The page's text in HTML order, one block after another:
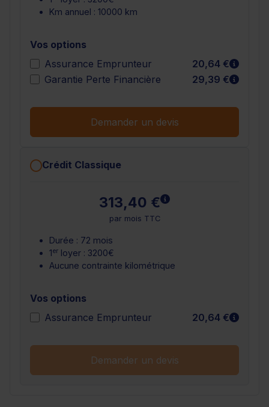
Km annuel : 10000 km
Vos options
Assurance Emprunteur
20,64 €
En
Garantie Perte Financière
29,39 € En
Demander un devis
Crédit Classique
313,40 € En savoir plus
par mois TTC
Durée : 72 mois
1er loyer : 3200€
Aucune contrainte kilométrique
Vos options
Assurance Emprunteur
20,64 € En
Demander un devis